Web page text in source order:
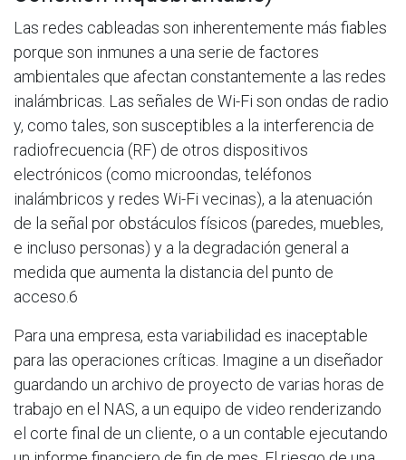
Las redes cableadas son inherentemente más fiables
porque son inmunes a una serie de factores
ambientales que afectan constantemente a las redes
inalámbricas. Las señales de Wi-Fi son ondas de radio
y, como tales, son susceptibles a la interferencia de
radiofrecuencia (RF) de otros dispositivos
electrónicos (como microondas, teléfonos
inalámbricos y redes Wi-Fi vecinas), a la atenuación
de la señal por obstáculos físicos (paredes, muebles,
e incluso personas) y a la degradación general a
medida que aumenta la distancia del punto de
acceso.6
Para una empresa, esta variabilidad es inaceptable
para las operaciones críticas. Imagine a un diseñador
guardando un archivo de proyecto de varias horas de
trabajo en el NAS, a un equipo de video renderizando
el corte final de un cliente, o a un contable ejecutando